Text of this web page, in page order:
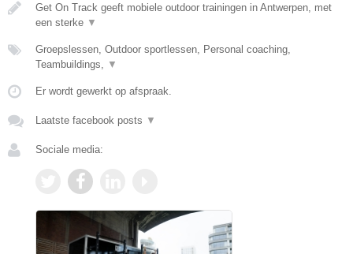
Get On Track geeft mobiele outdoor trainingen in Antwerpen, met
een sterke ▼
Groepslessen, Outdoor sportlessen, Personal coaching,
Teambuildings,
▼
Er wordt gewerkt op afspraak.
Laatste facebook posts ▼
Sociale media: